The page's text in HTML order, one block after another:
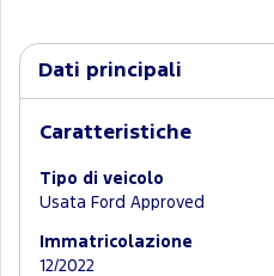
Dati principali
Caratteristiche
Tipo di veicolo
Usata Ford Approved
Immatricolazione
12/2022